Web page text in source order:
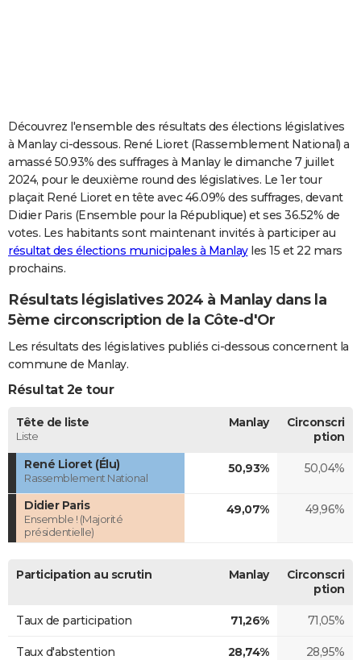
Carte de Noël
Carte Bonne année
Carte Saint-Valentin
Carte Pâques
Carte d'anniversaire
DICTIONNAIRE
Dictionnaire
Biographies
Citations
Expressions
Proverbes
PROGRAMME TV
COPAINS D'AVANT
S'inscrire
Se connecter
Lycées
Collèges
Primaires
Universités
Entreprises
Service militaire
Avis de recherche
AVIS DE DÉCÈS
Découvrez l'ensemble des résultats des élections législatives
à Manlay ci-dessous. René Lioret (Rassemblement National) a
amassé 50.93% des suffrages à Manlay le dimanche 7 juillet
2024, pour le deuxième round des législatives. Le 1er tour
plaçait René Lioret en tête avec 46.09% des suffrages, devant
Didier Paris (Ensemble pour la République) et ses 36.52% de
votes. Les habitants sont maintenant invités à participer au
résultat des élections municipales à Manlayles 15 et 22 mars
prochains.
Résultats législatives 2024 à Manlay dans la
5ème circonscription de la Côte-d'Or
Les résultats des législatives publiés ci-dessous concernent la
commune de Manlay.
Résultat 2e tour
Tête de liste
Liste
Manlay
Circonscri
ption
René Lioret (Élu)
Rassemblement National
50,93% 50,04%
Didier Paris
Ensemble ! (Majorité
présidentielle)
49,07% 49,96%
Participation au scrutin Manlay
Circonscri
ption
Taux de participation 71,26% 71,05%
Taux d'abstention 28,74% 28,95%